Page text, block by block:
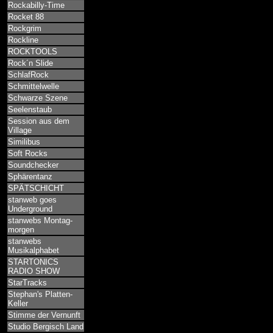
Rockabilly-Time
Rocket 88
Rockgrim
Rockline
ROCKTOOLS
Rock´n Slide
SchlafRock
Schmittelwelle
Schwarze Szene
Seelenstaub
Session aus dem
Village
Similibus
Soft Rocks
Soundchecker
Sphärentanz
SPÄTSCHICHT
stanweb goes
Underground
stanwebs Montag-
morgen
stanwebs
Musikalphabet
STARTONICS
RADIO SHOW
StarTracks
Stephan's Platten-
Keller
Stimme der Vernunft
Studio Bergisch Land